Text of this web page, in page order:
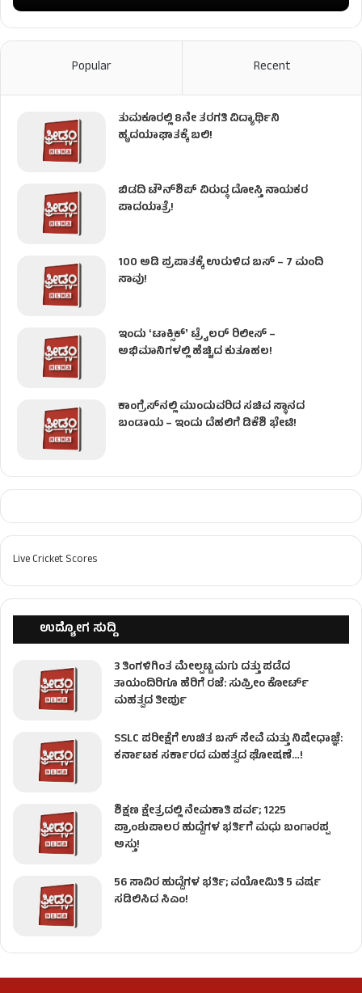
Popular Recent
ತುಮಕೂರಲ್ಲಿ 8ನೇ ತರಗತಿ ವಿದ್ಯಾರ್ಥಿನಿ
ಹೃದಯಾಘಾತಕ್ಕೆ ಬಲಿ!
ಬಿಡದಿ ಟೌನ್‌ಶಿಪ್‌ ವಿರುದ್ಧ ದೋಸ್ತಿ ನಾಯಕರ
ಪಾದಯಾತ್ರೆ!
100 ಅಡಿ ಪ್ರಪಾತಕ್ಕೆ ಉರುಳಿದ ಬಸ್‌ – 7 ಮಂದಿ
ಸಾವು!
ಇಂದು ʻಟಾಕ್ಸಿಕ್ʼ ಟ್ರೈಲರ್ ರಿಲೀಸ್‌ –
ಅಭಿಮಾನಿಗಳಲ್ಲಿ ಹೆಚ್ಚಿದ ಕುತೂಹಲ!
ಕಾಂಗ್ರೆಸ್​ನಲ್ಲಿ ಮುಂದುವರಿದ ಸಚಿವ ಸ್ಥಾನದ
ಬಂಡಾಯ – ಇಂದು ದೆಹಲಿಗೆ ಡಿಕೆಶಿ ಭೇಟಿ!
Live Cricket Scores
ಉದ್ಯೋಗ ಸುದ್ದಿ
3 ತಿಂಗಳಿಗಿಂತ ಮೇಲ್ಪಟ್ಟ ಮಗು ದತ್ತು ಪಡೆದ
ತಾಯಂದಿರಿಗೂ ಹೆರಿಗೆ ರಜೆ: ಸುಪ್ರೀಂ ಕೋರ್ಟ್
ಮಹತ್ವದ ತೀರ್ಪು
SSLC ಪರೀಕ್ಷೆಗೆ ಉಚಿತ ಬಸ್ ಸೇವೆ ಮತ್ತು ನಿಷೇಧಾಜ್ಞೆ:
ಕರ್ನಾಟಕ ಸರ್ಕಾರದ ಮಹತ್ವದ ಘೋಷಣೆ…!
ಶಿಕ್ಷಣ ಕ್ಷೇತ್ರದಲ್ಲಿ ನೇಮಕಾತಿ ಪರ್ವ; 1225
ಪ್ರಾಂಶುಪಾಲರ ಹುದ್ದೆಗಳ ಭರ್ತಿಗೆ ಮಧು ಬಂಗಾರಪ್ಪ
ಅಸ್ತು!
56 ಸಾವಿರ ಹುದ್ದೆಗಳ ಭರ್ತಿ; ವಯೋಮಿತಿ 5 ವರ್ಷ
ಸಡಿಲಿಸಿದ ಸಿಎಂ!